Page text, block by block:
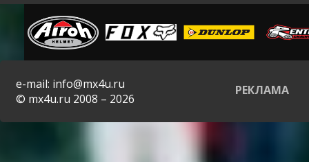
e-mail: info@mx4u.ru
© mx4u.ru 2008 – 2026
РЕКЛАМА